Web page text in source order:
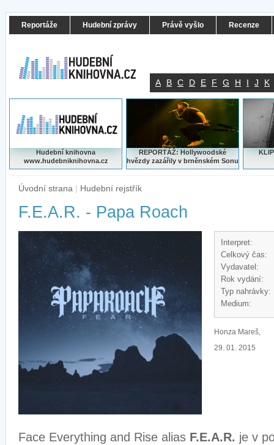
Reportáže Hudební zprávy Právě vyšlo Recenze
A B C D E F G H I J K
Hudební knihovna
www.hudebniknihovna.cz
REPORTÁŽ: Hollywoodské
hvězdy zazářily v brněnském Sonu
Úvodní strana | Hudební rejstřík
F.E.A.R. - Papa Roach
Interpret:
Celkový čas:
Vydavatel:
Rok vydání:
Typ nahrávky:
Medium:
Honza Mareš,
29. 01. 2015
Face Everything and Rise alias F.E.A.R. je v